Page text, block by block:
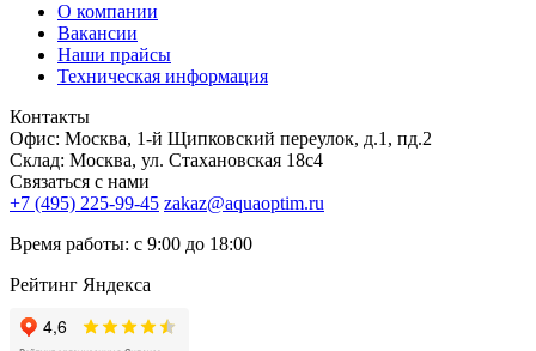
О компании
Вакансии
Наши прайсы
Техническая информация
Контакты
Офис: Москва, 1-й Щипковский переулок, д.1, пд.2
Склад: Москва, ул. Стахановская 18с4
Связаться с нами
+7 (495) 225-99-45 zakaz@aquaoptim.ru
Время работы: с 9:00 до 18:00
Рейтинг Яндекса